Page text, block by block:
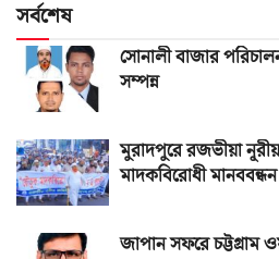
সর্বশেষ
সোনালী বাজার
সম্পন্ন
মুরাদপুরে রজভীয়া
মাদকবিরোধী
জাপান সফরে